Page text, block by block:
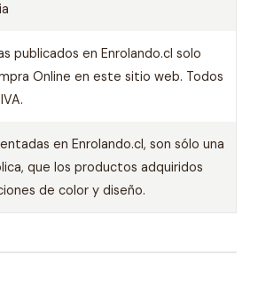
publicados en Enrolando.cl solo
Online en este sitio web. Todos
en Enrolando.cl, son sólo una
que los productos adquiridos
de color y diseño.